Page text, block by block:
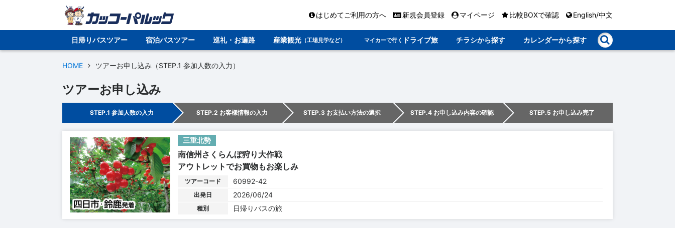
はじめてご利用の方へ 新規会員登録 マイページ 比較BOXで確認 English/中文
日帰りバスツアー 宿泊バスツアー 巡礼・お遍路 産業観光 （工場見学など） マイカーで行く ドライブ旅 チラシから探す カレンダーから探す
HOME ツアーお申し込み（STEP.1 参加人数の入力）
ツアーお申し込み
STEP.1 参加人数の入力 STEP.2 お客様情報の入力 STEP.3 お支払い方法の選択 STEP.4 お申し込み内容の確認 STEP.5 お申し込み完了
三重北勢
南信州さくらんぼ狩り大作戦
アウトレットでお買物もお楽しみ
ツアーコード 60992-42
出発日 2026/06/24
種別 日帰りバスの旅